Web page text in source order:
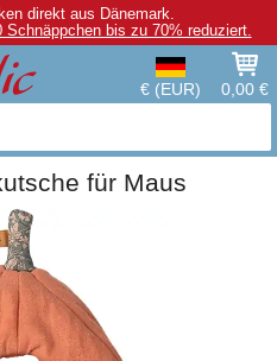
direkt aus Dänemark.
Schnäppchen bis zu 70% reduziert.
€ (EUR) 0,00 €
für Maus